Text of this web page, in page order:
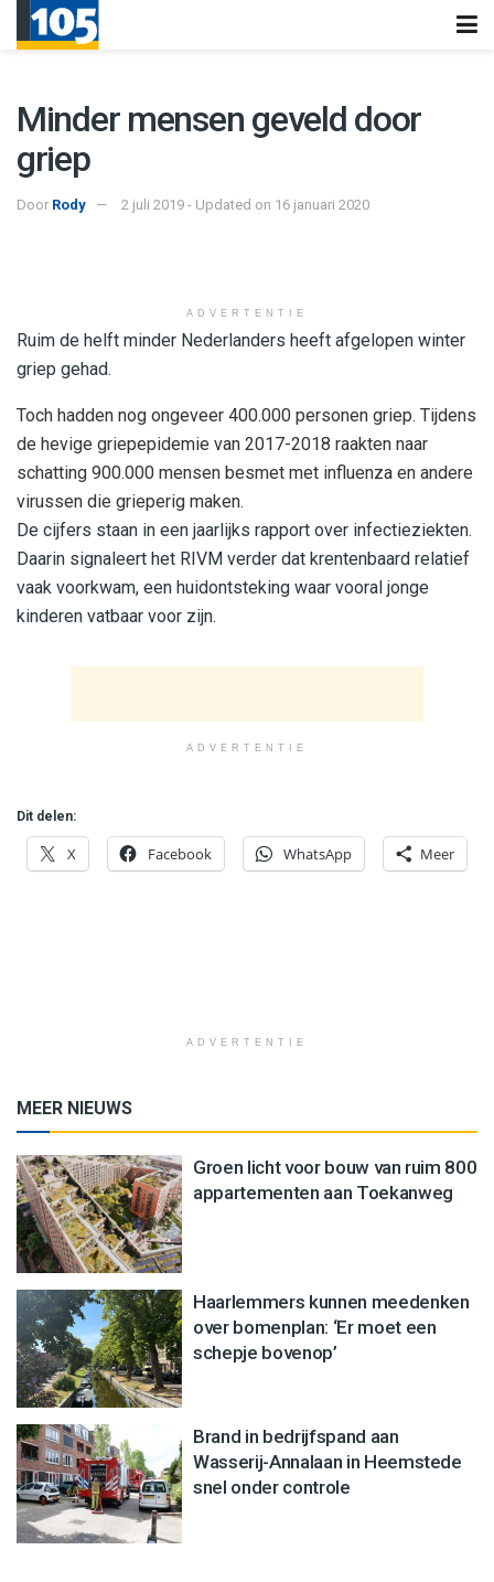
Minder mensen geveld door
griep
Door Rody 2 juli 2019 - Updated on 16 januari 2020
ADVERTENTIE
Ruim de helft minder Nederlanders heeft afgelopen winter
griep gehad.
Toch hadden nog ongeveer 400.000 personen griep. Tijdens
de hevige griepepidemie van 2017-2018 raakten naar
schatting 900.000 mensen besmet met influenza en andere
virussen die grieperig maken.
De cijfers staan in een jaarlijks rapport over infectieziekten.
Daarin signaleert het RIVM verder dat krentenbaard relatief
vaak voorkwam, een huidontsteking waar vooral jonge
kinderen vatbaar voor zijn.
ADVERTENTIE
Dit delen:
X Facebook WhatsApp Meer
ADVERTENTIE
MEER NIEUWS
Groen licht voor bouw van ruim 800
appartementen aan Toekanweg
Haarlemmers kunnen meedenken
over bomenplan: ‘Er moet een
schepje bovenop’
Brand in bedrijfspand aan
Wasserij-Annalaan in Heemstede
snel onder controle